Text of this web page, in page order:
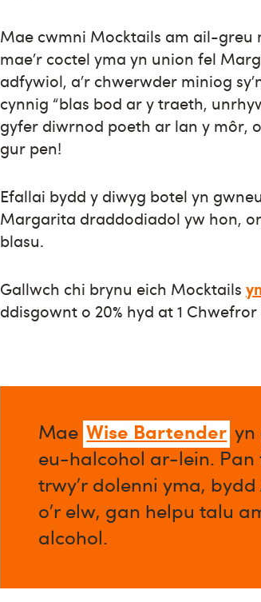
Mae cwmni Mocktails am ail-greu
mae’r coctel yma yn union fel
adfywiol, a’r chwerwder miniog
cynnig “blas bod ar y traeth,
gyfer diwrnod poeth ar lan y môr,
gur pen!
Efallai bydd y diwyg botel yn
Margarita draddodiadol yw hon,
blasu.
Gallwch chi brynu eich Mocktails
ddisgownt o 20% hyd at 1 Chwefror
Mae Wise Bartender
eu-halcohol ar-lein. Pan
trwy’r dolenni yma,
o’r elw, gan helpu talu
alcohol.​